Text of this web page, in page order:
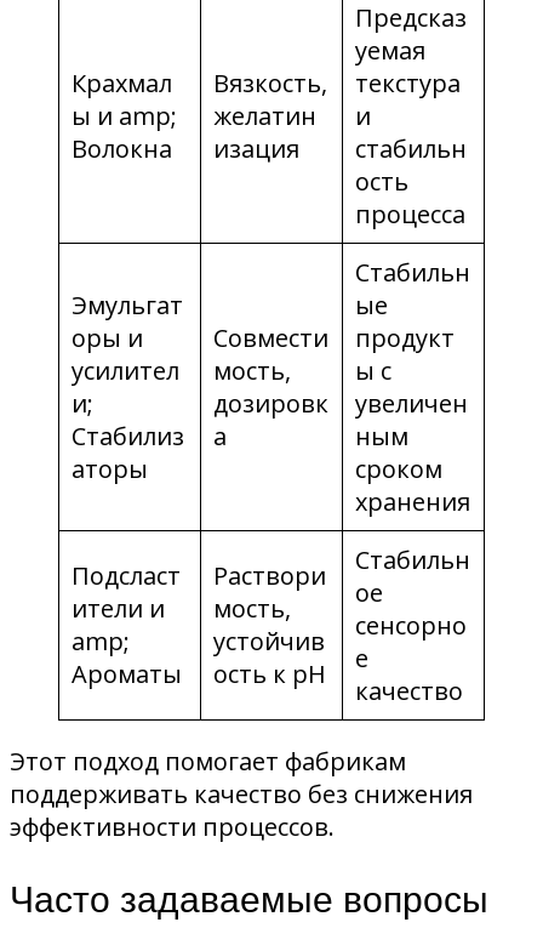
Крахмал
ы и amp;
Волокна
Вязкость,
желатин
изация
Предсказ
уемая
текстура
и
стабильн
ость
процесса
Эмульгат
оры и
усилител
и;
Стабилиз
аторы
Совмести
мость,
дозировк
а
Стабильн
ые
продукт
ы с
увеличен
ным
сроком
хранения
Подсласт
ители и
amp;
Ароматы
Раствори
мость,
устойчив
ость к pH
Стабильн
ое
сенсорно
е
качество
Этот подход помогает фабрикам
поддерживать качество без снижения
эффективности процессов.
Часто задаваемые вопросы